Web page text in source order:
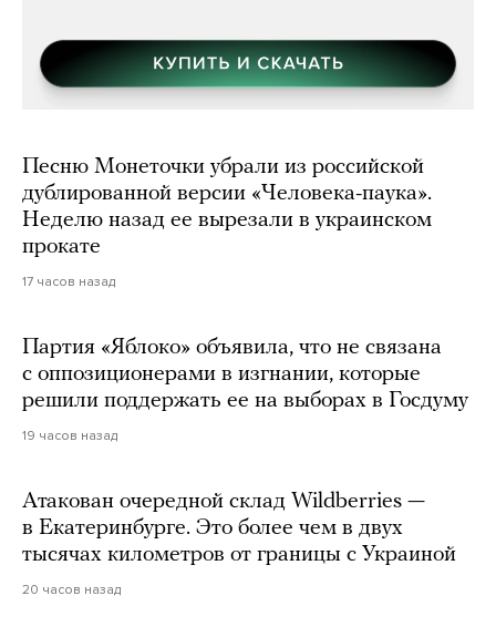
Песню Монеточки убрали из российской
дублированной версии «Человека-паука».
Неделю назад ее вырезали в украинском
прокате
17 часов назад
Партия «Яблоко» объявила, что не связана
с оппозиционерами в изгнании, которые
решили поддержать ее на выборах в Госдуму
19 часов назад
Атакован очередной склад Wildberries —
в Екатеринбурге. Это более чем в двух
тысячах километров от границы с Украиной
20 часов назад